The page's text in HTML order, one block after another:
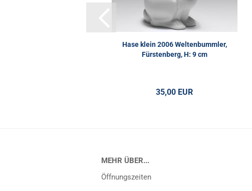
Hase klein 2006 Weltenbummler,
Fürstenberg, H: 9 cm
35,00 EUR
MEHR ÜBER...
Öffnungszeiten